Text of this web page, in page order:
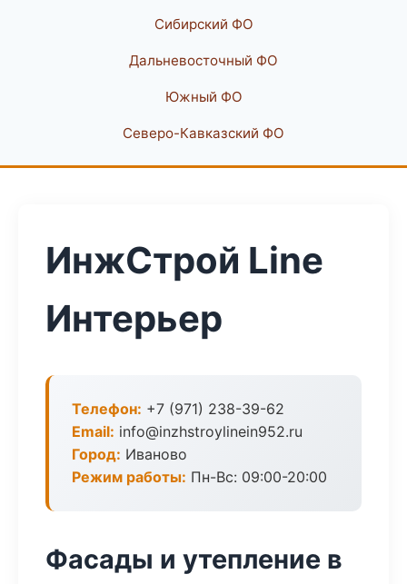
Сибирский ФО
Дальневосточный ФО
Южный ФО
Северо-Кавказский ФО
ИнжСтрой Line
Интерьер
Телефон: +7 (971) 238-39-62
Email: info@inzhstroylinein952.ru
Город: Иваново
Режим работы: Пн-Вс: 09:00-20:00
Фасады и утепление в